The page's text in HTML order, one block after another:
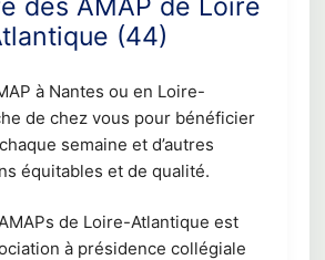
(44)
à Nantes ou en Loire-
de chez vous pour bénéficier
semaine et d’autres
équitables et de qualité.
de Loire-Atlantique est
à présidence collégiale